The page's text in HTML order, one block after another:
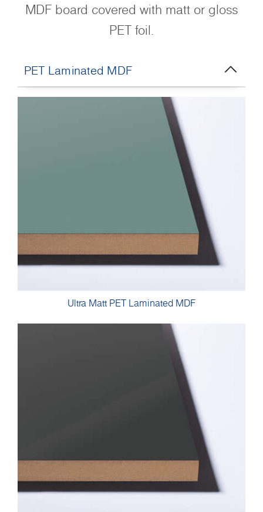
MDF board covered with matt or gloss
PET foil.
PET Laminated MDF
Ultra Matt PET Laminated MDF